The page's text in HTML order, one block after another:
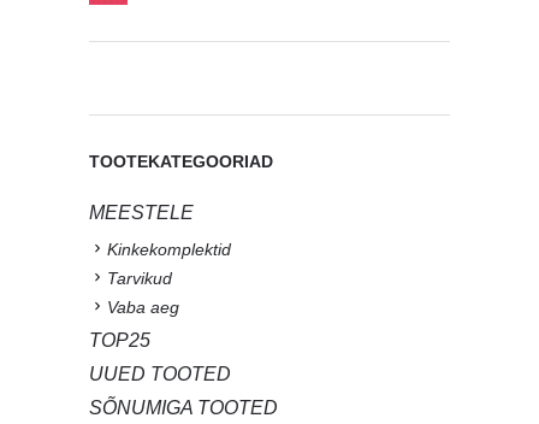
TOOTEKATEGOORIAD
MEESTELE
Kinkekomplektid
Tarvikud
Vaba aeg
TOP25
UUED TOOTED
SÕNUMIGA TOOTED